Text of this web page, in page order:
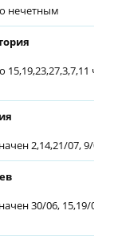
нечетным
15,19,23,27,3,7,11
2,14,21/07, 9/08 -
30/06, 15,19/07,